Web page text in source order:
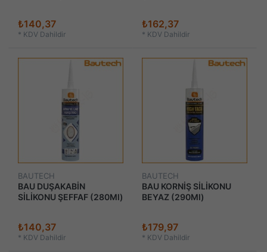
₺140,37
* KDV Dahildir
₺162,37
* KDV Dahildir
BAUTECH
BAU DUŞAKABİN
SİLİKONU ŞEFFAF (280Ml)
₺140,37
* KDV Dahildir
BAUTECH
BAU KORNİŞ SİLİKONU
BEYAZ (290Ml)
₺179,97
* KDV Dahildir